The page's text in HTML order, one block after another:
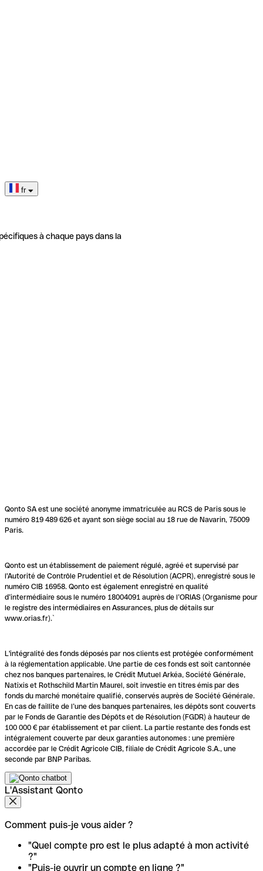
fr
à chaque pays dans la
Qonto SA est une société anonyme immatriculée au RCS de Paris sous le
numéro 819 489 626 et ayant son siège social au 18 rue de Navarin, 75009
Paris.
Qonto est un établissement de paiement régulé, agréé et supervisé par
l'Autorité de Contrôle Prudentiel et de Résolution (ACPR), enregistré sous le
numéro CIB 16958. Qonto est également enregistré en qualité
d’intermédiaire sous le numéro 18004091 auprès de l’ORIAS (Organisme pour
le registre des intermédiaires en Assurances, plus de détails sur
www.orias.fr).`
L'intégralité des fonds déposés par nos clients est protégée conformément
à la réglementation applicable. Une partie de ces fonds est soit cantonnée
chez nos banques partenaires, le Crédit Mutuel Arkéa, Société Générale,
Natixis et Rothschild Martin Maurel, soit investie en titres émis par des
fonds du marché monétaire qualifié, conservés auprès de Société Générale.
En cas de faillite de l’une des banques partenaires, les dépôts sont couverts
par le Fonds de Garantie des Dépôts et de Résolution (FGDR) à hauteur de
100 000 € par établissement et par client. La partie restante des fonds est
intégralement couverte par deux garanties autonomes : une première
accordée par le Crédit Agricole CIB, filiale de Crédit Agricole S.A., une
seconde par BNP Paribas.
L'Assistant Qonto
Comment puis-je vous aider ?
"Quel compte pro est le plus adapté à mon activité
?"
"Puis-je ouvrir un compte en ligne ?"